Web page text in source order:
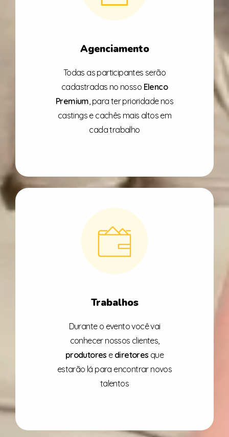
Agenciamento
Todas as participantes serão
cadastradas no nosso Elenco
Premium, para ter prioridade nos
castings e cachês mais altos em
cada trabalho
Trabalhos
Durante o evento você vai
conhecer nossos clientes,
produtores e diretores que
estarão lá para encontrar novos
talentos